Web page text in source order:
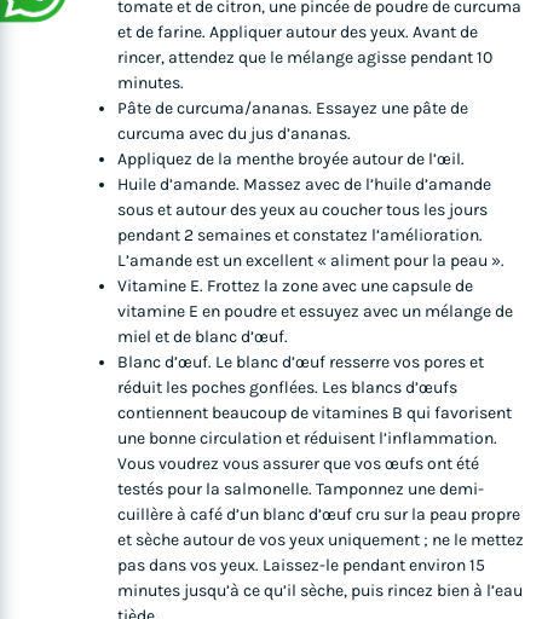
tomate et de citron, une pincée de poudre de curcuma
et de farine. Appliquer autour des yeux. Avant de
rincer, attendez que le mélange agisse pendant 10
minutes.
Pâte de curcuma/ananas. Essayez une pâte de
curcuma avec du jus d’ananas.
Appliquez de la menthe broyée autour de l’œil.
Huile d’amande. Massez avec de l’huile d’amande
sous et autour des yeux au coucher tous les jours
pendant 2 semaines et constatez l’amélioration.
L’amande est un excellent « aliment pour la peau ».
Vitamine E. Frottez la zone avec une capsule de
vitamine E en poudre et essuyez avec un mélange de
miel et de blanc d’œuf.
Blanc d’œuf. Le blanc d’œuf resserre vos pores et
réduit les poches gonflées. Les blancs d’œufs
contiennent beaucoup de vitamines B qui favorisent
une bonne circulation et réduisent l’inflammation.
Vous voudrez vous assurer que vos œufs ont été
testés pour la salmonelle. Tamponnez une demi-
cuillère à café d’un blanc d’œuf cru sur la peau propre
et sèche autour de vos yeux uniquement ; ne le mettez
pas dans vos yeux. Laissez-le pendant environ 15
minutes jusqu’à ce qu’il sèche, puis rincez bien à l’eau